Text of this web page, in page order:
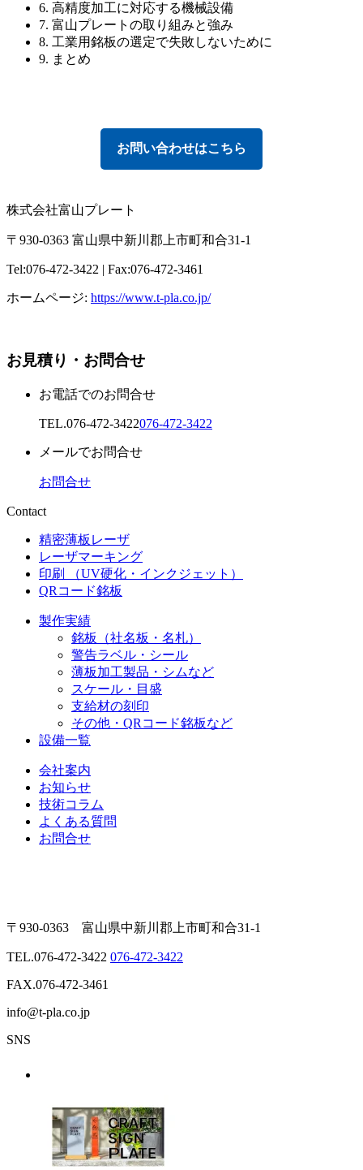
6. 高精度加工に対応する機械設備
7. 富山プレートの取り組みと強み
8. 工業用銘板の選定で失敗しないために
9. まとめ
お問い合わせはこちら
株式会社富山プレート
〒930-0363 富山県中新川郡上市町和合31-1
Tel:076-472-3422 | Fax:076-472-3461
ホームページ: https://www.t-pla.co.jp/
お見積り・お問合せ
お電話でのお問合せ
TEL.076-472-3422076-472-3422
メールでお問合せ
お問合せ
Contact
精密薄板レーザ
レーザマーキング
印刷 （UV硬化・インクジェット）
QRコード銘板
製作実績
銘板（社名板・名札）
警告ラベル・シール
薄板加工製品・シムなど
スケール・目盛
支給材の刻印
その他・QRコード銘板など
設備一覧
会社案内
お知らせ
技術コラム
よくある質問
お問合せ
〒930-0363 富山県中新川郡上市町和合31-1
TEL.076-472-3422 076-472-3422
FAX.076-472-3461
info@t-pla.co.jp
SNS